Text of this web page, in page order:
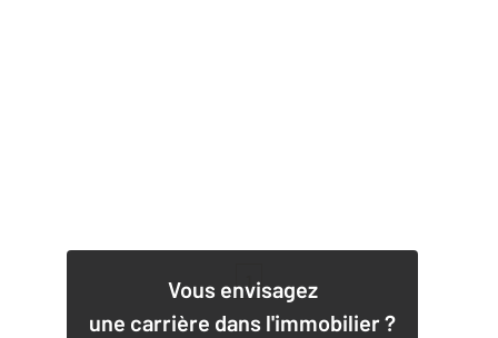
Vous envisagez
une carrière dans l'immobilier ?
1